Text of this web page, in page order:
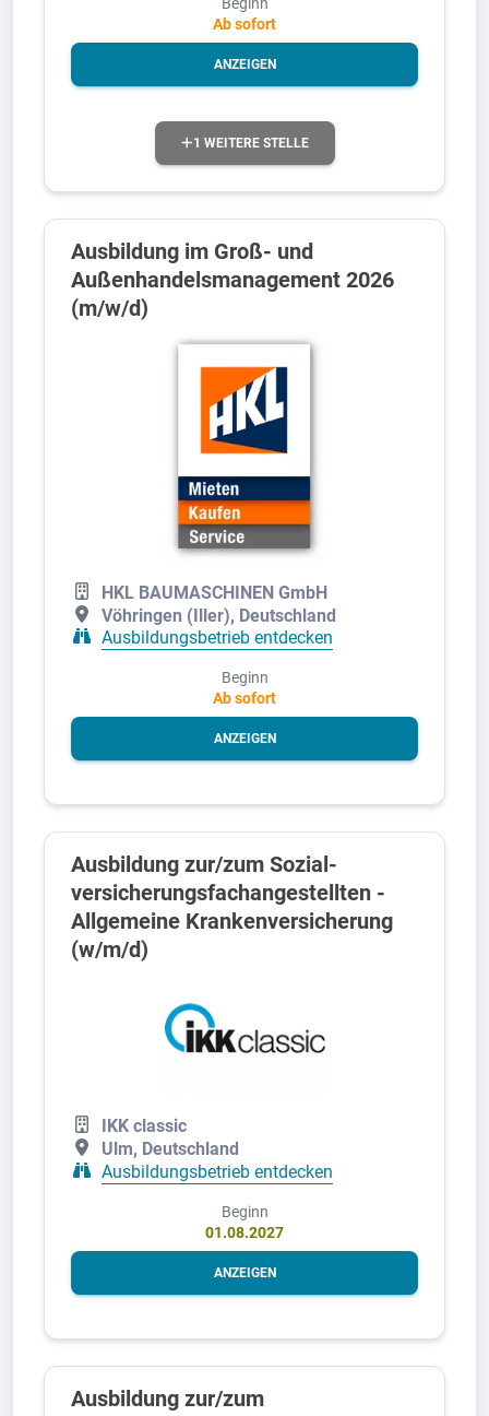
Ab sofort
ANZEIGEN
1 WEITERE STELLE
Ausbildung im Groß- und
Außenhandelsmanagement 2026
(m/w/d)
HKL BAUMASCHINEN GmbH
Vöhringen (Iller), Deutschland
Ausbildungsbetrieb entdecken
Beginn
Ab sofort
ANZEIGEN
Aus­bild­ung zur/zum Sozial­
versicher­ungs­fach­angestellten­ -
All­gemeine Kranken­versicher­ung
(w/m/d)
IKK classic
Ulm, Deutschland
Ausbildungsbetrieb entdecken
Beginn
01.08.2027
ANZEIGEN
Ausbildung zur/zum